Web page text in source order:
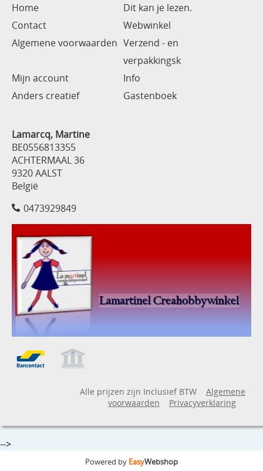
Home
Dit kan je lezen.
Contact
Webwinkel
Algemene voorwaarden Verzend - en
verpakkingsk
Mijn account
Info
Anders creatief
Gastenboek
Lamarcq, Martine
BE0556813355
ACHTERMAAL 36
9320 AALST
België
0473929849
Alle prijzen zijn Inclusief BTW
Algemene
voorwaarden
Privacyverklaring
-->
Powered by EasyWebshop